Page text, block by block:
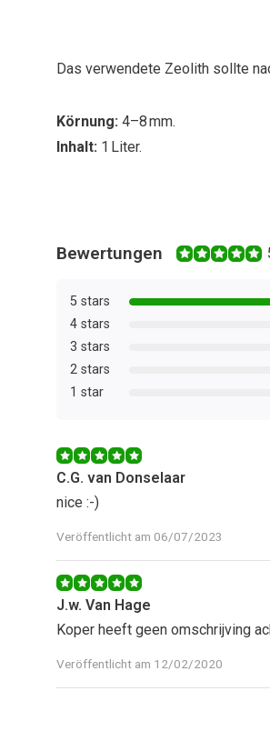
Das verwendete Zeolith sollte
Körnung: 4–8 mm.
Inhalt: 1 Liter.
Bewertungen
5 stars
4 stars
3 stars
2 stars
1 star
C.G. van Donselaar
nice :-)
Veröffentlicht am 06/07/2023
J.w. Van Hage
Koper heeft geen omschrijving
Veröffentlicht am 12/02/2020